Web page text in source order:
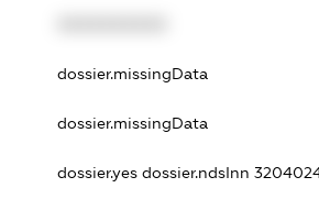
dossier.missingData
dossier.missingData
dossier.yesdossier.ndsInn